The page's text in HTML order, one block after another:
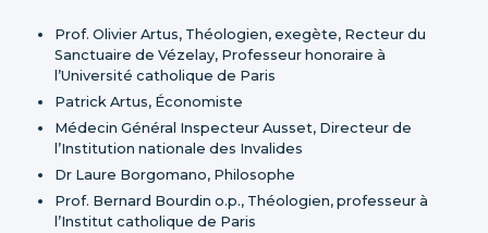
Prof. Olivier Artus, Théologien, exegète, Recteur du
Sanctuaire de Vézelay, Professeur honoraire à
l’Université catholique de Paris
Patrick Artus, Économiste
Médecin Général Inspecteur Ausset, Directeur de
l’Institution nationale des Invalides
Dr Laure Borgomano, Philosophe
Prof. Bernard Bourdin o.p., Théologien, professeur à
l’Institut catholique de Paris